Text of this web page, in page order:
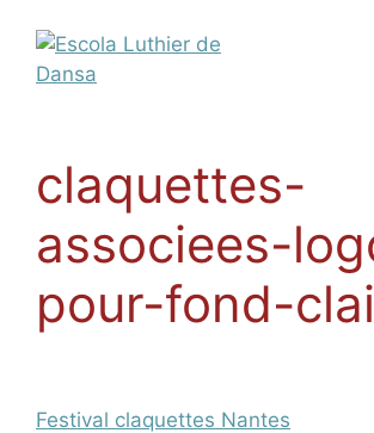
contingut
claquettes-
associees-
pour-fond-
Festival claquettes Nantes